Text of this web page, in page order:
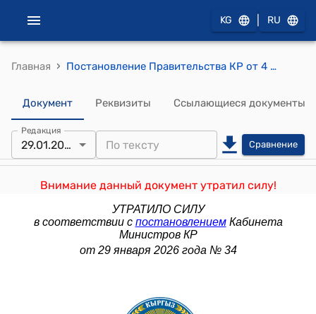
KG RU
Главная › Постановление Правительства КР от 4 мая 2021 года № 182 "О внесении изменения в постановление Правительства Кыргызской Республики "О вопросах бюджетного финансирования общеобразовательных организаций Кыргызской Республики" от 28 декабря 2017 года № 843"
Документ Реквизиты Ссылающиеся документы
Редакция
29.01.2026 Сравнение
Внимание данный документ утратил силу!